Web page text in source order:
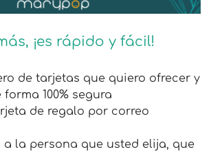
¡es rápido y fácil!
de tarjetas que quiero ofrecer y
100% segura
de regalo por correo
a la persona que usted elija, que